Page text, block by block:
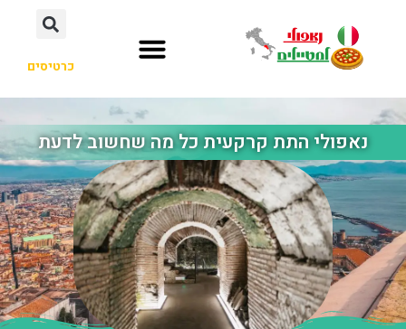
כרטיסים
נאפולי התת קרקעית כל מה שחשוב לדעת